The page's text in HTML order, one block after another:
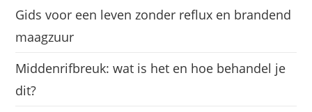
Gids voor een leven zonder reflux en brandend
maagzuur
Middenrifbreuk: wat is het en hoe behandel je
dit?